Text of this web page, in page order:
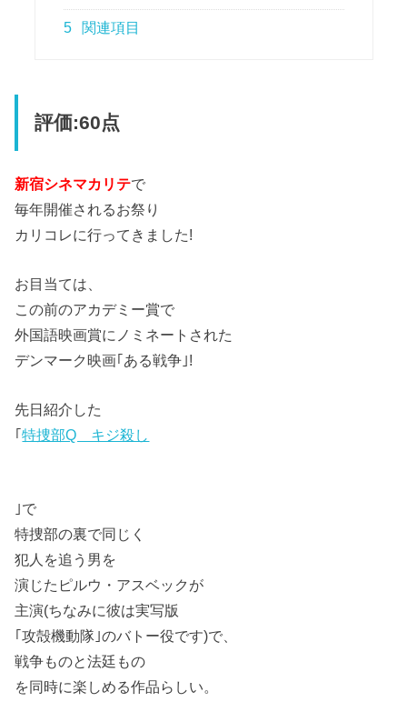
5 関連項目
評価:60点
新宿シネマカリテで
毎年開催されるお祭り
カリコレに行ってきました!
お目当ては、
この前のアカデミー賞で
外国語映画賞にノミネートされた
デンマーク映画｢ある戦争｣!
先日紹介した
｢特捜部Q キジ殺し
｣で
特捜部の裏で同じく
犯人を追う男を
演じたピルウ・アスベックが
主演(ちなみに彼は実写版
｢攻殻機動隊｣のバトー役です)で、
戦争ものと法廷もの
を同時に楽しめる作品らしい。